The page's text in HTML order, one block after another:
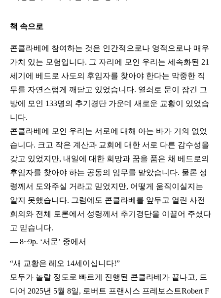
책 속으로
콘클라베에 참여하는 것은 인간적으로나 영적으로나 매우
가치 있는 모험입니다. 그 자리에 모인 우리는 세속화된 21
세기에 베드로 사도의 후임자를 찾아야 한다는 막중한 직
무를 자연스럽게 깨닫고 있었습니다. 열쇠로 문이 잠긴 그
방에 모인 133명의 추기경단 가운데 새로운 교황이 있었습
니다.
콘클라베에 모인 우리는 서로에 대해 아는 바가 거의 없었
습니다. 크고 작은 계산과 교회에 대한 서로 다른 감수성을
갖고 있었지만, 내일에 대한 희망과 꿈을 품은 채 베드로의
후임자를 찾아야 하는 공동의 임무를 맡았습니다. 물론 성
령께서 도와주실 거라고 믿었지만, 어떻게 움직이실지는
알지 못했습니다. 그럼에도 콘클라베를 앞두고 열린 사전
회의와 전체 토론에서 성령께서 추기경단을 이끌어 주셨다
고 믿습니다.
― 8~9p. ‘서문’ 중에서
“새 교황은 레오 14세이십니다!”
모두가 놀랄 정도로 빠르게 진행된 콘클라베가 끝나고, 드
디어 2025년 5월 8일, 로버트 프랜시스 프레보스트Robert F